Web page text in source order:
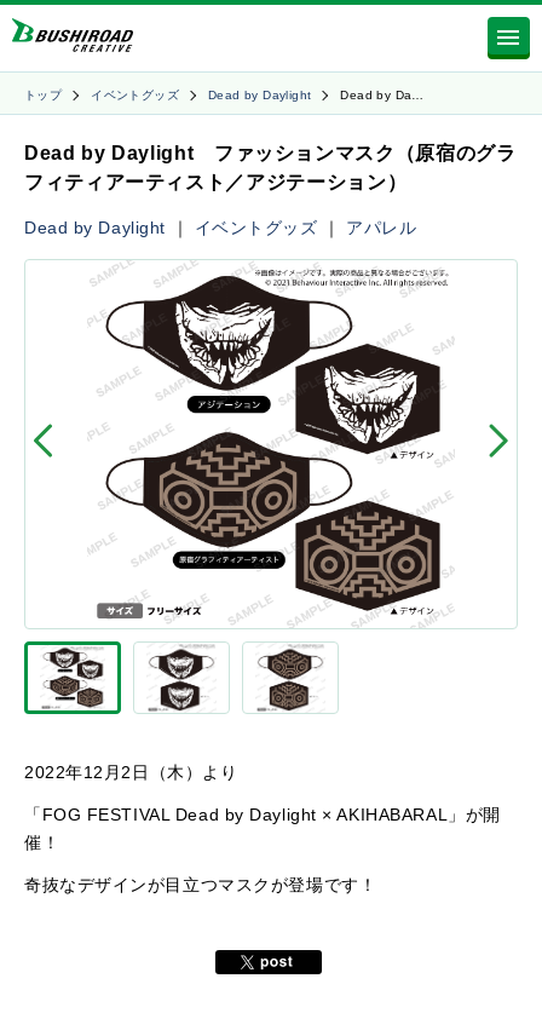
トップ イベントグッズ Dead by Daylight Dead by Da…
Dead by Daylight ファッションマスク（原宿のグラ
フィティアーティスト／アジテーション）
Dead by Daylight ｜ イベントグッズ ｜ アパレル
2022年12月2日（木）より
「FOG FESTIVAL Dead by Daylight × AKIHABARAL」が開
催！
奇抜なデザインが目立つマスクが登場です！